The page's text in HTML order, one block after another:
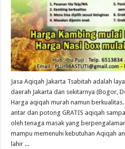
Jasa Aqiqah Jakarta Tsabitah adalah
daerah Jakarta dan sekitarnya (Bogor,
Harga aqiqah murah namun
antar dan potong GRATIS aqiqah
oleh tenaga masak yang
mampu memenuhi kebutuhan Aqiqah
lahir ...